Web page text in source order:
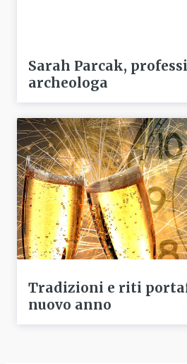
Sarah Parcak,
archeologa
Tradizioni e riti
nuovo anno